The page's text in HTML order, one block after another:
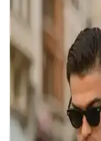
Bu makalede, kaz tüyü ve
tasarım ve kullanım özellikleri
kullanıcı yorumlarıyla
sunuluyor.
AVVA Erkek Lacivert
İncelemesi ve Detayları
AVVA erkek lacivert kaz tüyü
tasarımı ve yüksek ısı
detaylı yapısıyla konfor sağlar.
Altınyılz<dı>z
Karşılaştırması: